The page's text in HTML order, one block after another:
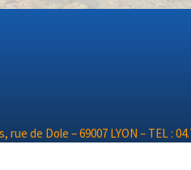
de Dole – 69007 LYON – TEL :